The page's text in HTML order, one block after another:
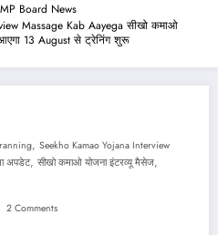
MP Board News
Massage Kab Aayega सीखो कमाओ
13 August से ट्रेनिंग शुरू
, Seekho Kamao Yojana Interview
अपडेट, सीखो कमाओ योजना इंटरव्यू मैसेज,
2 Comments